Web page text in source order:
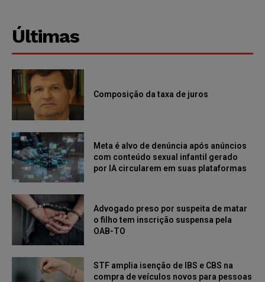
Últimas
Composição da taxa de juros
Meta é alvo de denúncia após anúncios
com conteúdo sexual infantil gerado
por IA circularem em suas plataformas
Advogado preso por suspeita de matar
o filho tem inscrição suspensa pela
OAB-TO
STF amplia isenção de IBS e CBS na
compra de veículos novos para pessoas